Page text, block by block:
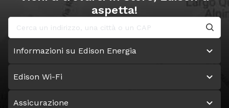
aspetta!
Informazioni su Edison Energia
Edison Wi-Fi
Assicurazione